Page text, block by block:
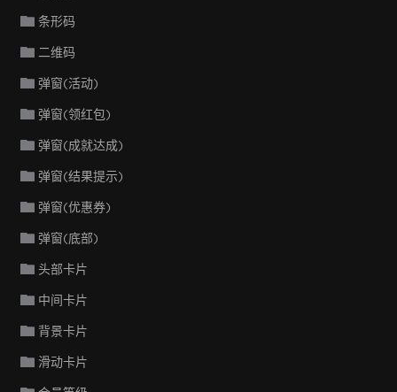
条形码
二维码
弹窗(活动)
弹窗(领红包)
弹窗(成就达成)
弹窗(结果提示)
弹窗(优惠券)
弹窗(底部)
头部卡片
中间卡片
背景卡片
滑动卡片